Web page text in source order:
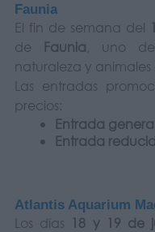
Faunia
El fin de semana del
de
Faunia , uno
naturaleza y
Las entradas
precios:
Entrada
Entrada
Atlantis Aquarium
Los días 18 y 19 de